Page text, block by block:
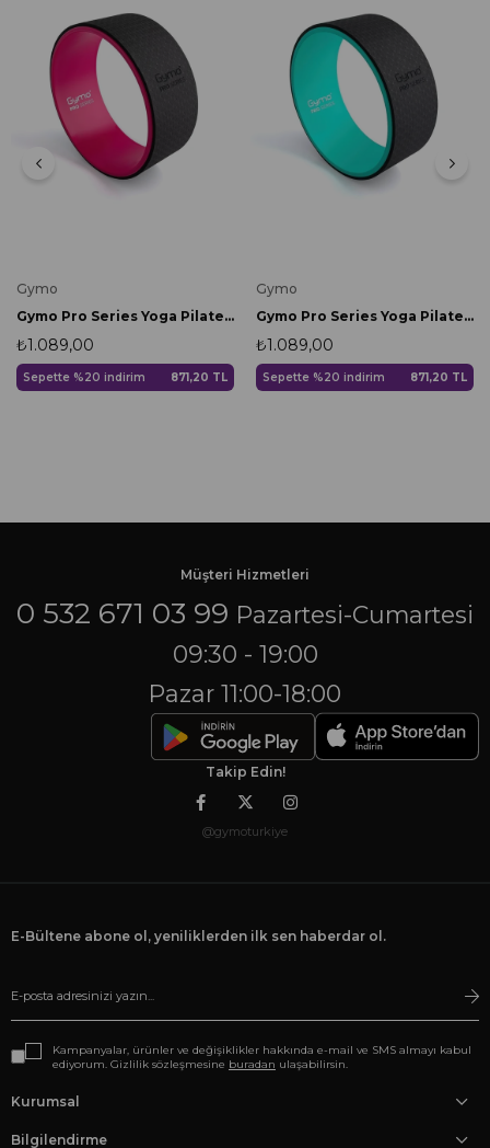
Gymo
Gymo Pro Series Yoga Pilates Tekerleği Yoga Wheel 33cm Pembe x Siyah
₺1.089,00
Sepette %20 indirim 871,20 TL
Gymo
Gymo Pro Series Yoga Pilates Tekerleği Yoga Wheel 33cm Turkuaz x Siyah
₺1.089,00
Sepette %20 indirim 871,20 TL
Müşteri Hizmetleri
0 532 671 03 99 Pazartesi-Cumartesi
09:30 - 19:00
Pazar 11:00-18:00
Takip Edin!
@gymoturkiye
E-Bültene abone ol, yeniliklerden ilk sen haberdar ol.
Kampanyalar, ürünler ve değişiklikler hakkında e-mail ve SMS almayı kabul
ediyorum. Gizlilik sözleşmesine buradan ulaşabilirsin.
Kurumsal
Bilgilendirme